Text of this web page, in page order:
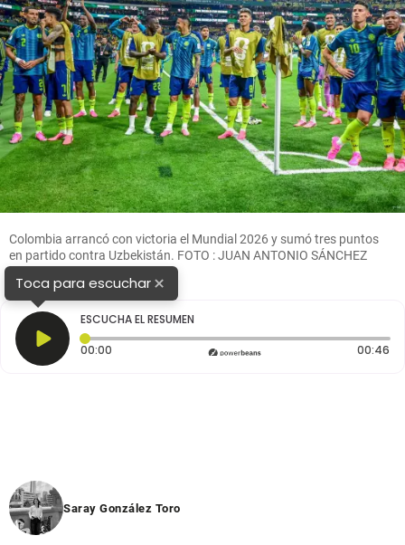
Colombia arrancó con victoria el Mundial 2026 y sumó tres puntos
en partido contra Uzbekistán. FOTO : JUAN ANTONIO SÁNCHEZ
Toca para escuchar×
ESCUCHA EL RESUMEN
00:00 Tiempo transcurrido: 0 segundos 00:46
Saray González Toro